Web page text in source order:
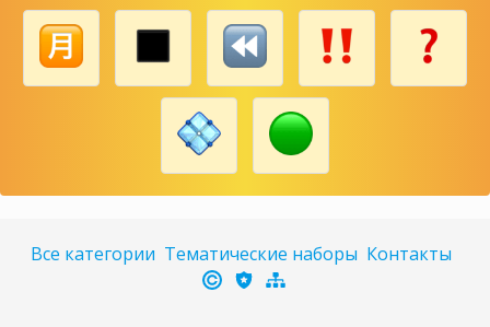
Все категории Тематические наборы Контакты